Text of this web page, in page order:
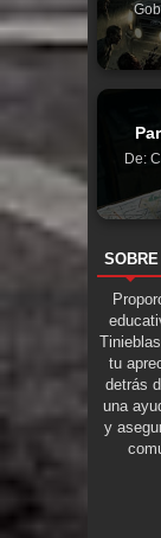
De:
tu
detrás
una
y